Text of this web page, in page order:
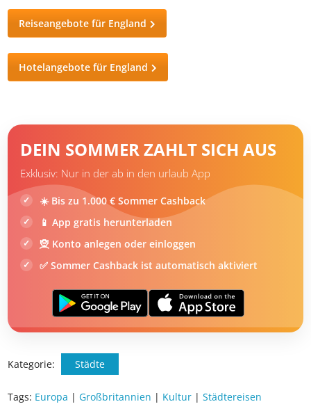
DEIN SOMMER ZAHLT SICH AUS
Exklusiv: Nur in der ab in den urlaub App
☀️ Bis zu 1.000 € Sommer Cashback
📱 App gratis herunterladen
🧝 Konto anlegen oder einloggen
✅ Sommer Cashback ist automatisch aktiviert
Tags: Europa|Großbritannien